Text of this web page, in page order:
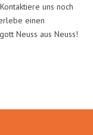
uns noch
einen
Neuss aus Neuss!